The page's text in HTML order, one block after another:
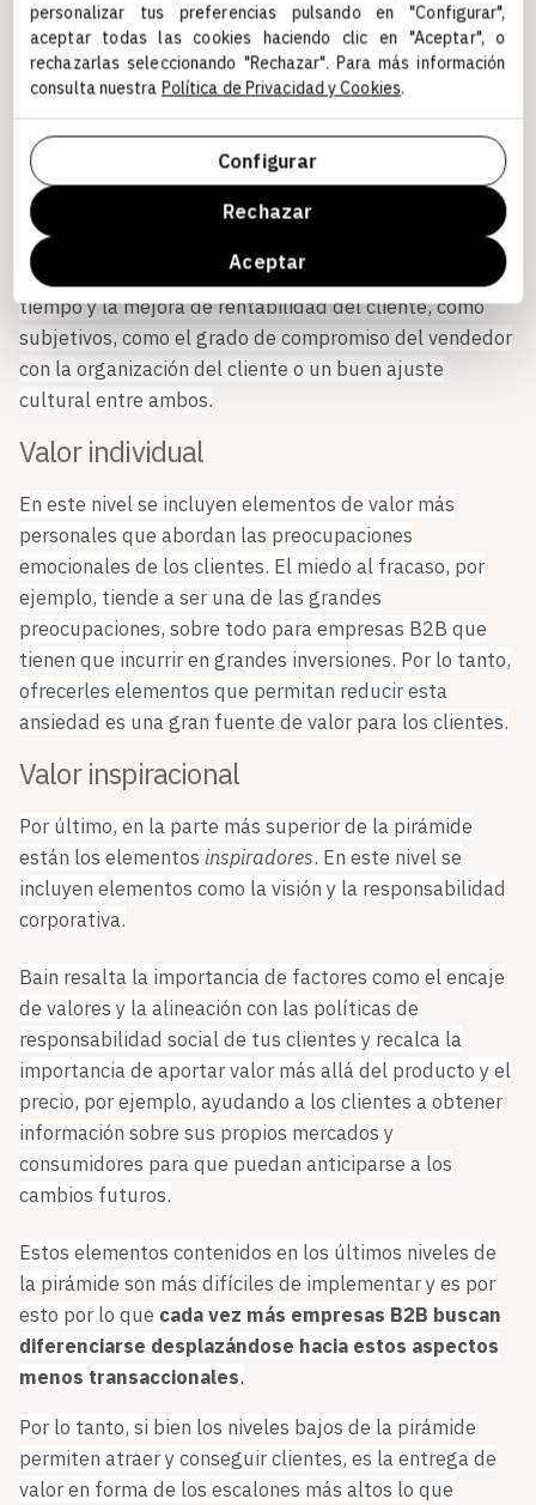
rendimiento del producto como la reducción de costes
y la escalabilidad. Muchas empresas B2B se han
centrado en cumplir con estos elementos funcionales
de lado, no deben ser el foco de tu estrategia.
Facilidad para hacer negocios
A partir del tercer nivel empezamos a encontrar tanto
elementos objetivos como pueden ser el ahorro de
tiempo y la mejora de rentabilidad del cliente, como
subjetivos, como el grado de compromiso del vendedor
con la organización del cliente o un buen ajuste
cultural entre ambos.
Valor individual
En este nivel se incluyen elementos de valor más
personales que abordan las preocupaciones
emocionales de los clientes. El miedo al fracaso, por
ejemplo, tiende a ser una de las grandes
preocupaciones, sobre todo para empresas B2B que
tienen que incurrir en grandes inversiones. Por lo tanto,
ofrecerles elementos que permitan reducir esta
ansiedad es una gran fuente de valor para los clientes.
Valor inspiracional
Por último, en la parte más superior de la pirámide
están los elementos inspiradores. En este nivel se
incluyen elementos como la visión y la responsabilidad
corporativa.
Bain resalta la importancia de factores como el encaje
de valores y la alineación con las políticas de
responsabilidad social de tus clientes y recalca la
importancia de aportar valor más allá del producto y el
precio, por ejemplo, ayudando a los clientes a obtener
información sobre sus propios mercados y
consumidores para que puedan anticiparse a los
cambios futuros.
Estos elementos contenidos en los últimos niveles de
la pirámide son más difíciles de implementar y es por
esto por lo que cada vez más empresas B2B buscan
diferenciarse desplazándose hacia estos aspectos
menos transaccionales.
Por lo tanto, si bien los niveles bajos de la pirámide
permiten atraer y conseguir clientes, es la entrega de
valor en forma de los escalones más altos lo que
personalizar tus preferencias pulsando en "Configurar",
aceptar todas las cookies haciendo clic en "Aceptar", o
rechazarlas seleccionando "Rechazar". Para más información
consulta nuestra Política de Privacidad y Cookies.
Configurar
Rechazar
Aceptar